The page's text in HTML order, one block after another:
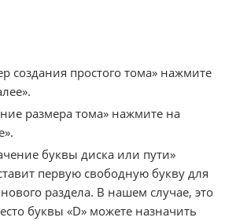
создания простого тома» нажмите
размера тома» нажмите на
буквы диска или пути»
первую свободную букву для
раздела. В нашем случае, это
буквы «D» можете назначить